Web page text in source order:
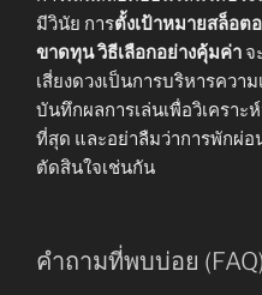
มีวินัย การตั้งเป้าหมายสล็อต
ขาดทุน วิธีเลือกอย่างคุ้มค่า จ
เสี่ยงดวงเป็นการบริหารควา
บันทึกผลการเล่นเพื่อวิเครา
ที่สุด และอย่าลืมว่าการพักผ่
ตัดสินใจเช่นกัน
คำถามที่พบบ่อย (FAQ)